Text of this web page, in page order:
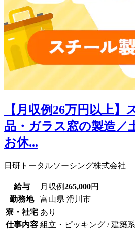
【月収例26万円以上】
品・ガラス窓の製造／
お休...
日研トータルソーシング株式会社
給与 月収例265,000円
勤務地
富山県 滑川市
寮・社宅 あり
仕事内容 組立・ピッキング / 建築